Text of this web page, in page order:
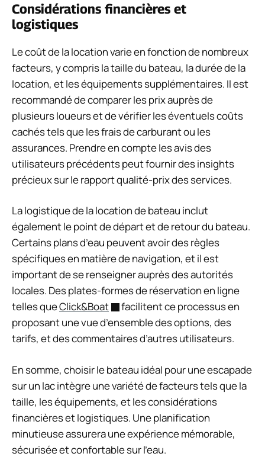
Considérations financières et
logistiques
Le coût de la location varie en fonction de nombreux
facteurs, y compris la taille du bateau, la durée de la
location, et les équipements supplémentaires. Il est
recommandé de comparer les prix auprès de
plusieurs loueurs et de vérifier les éventuels coûts
cachés tels que les frais de carburant ou les
assurances. Prendre en compte les avis des
utilisateurs précédents peut fournir des insights
précieux sur le rapport qualité-prix des services.
La logistique de la location de bateau inclut
également le point de départ et de retour du bateau.
Certains plans d’eau peuvent avoir des règles
spécifiques en matière de navigation, et il est
important de se renseigner auprès des autorités
locales. Des plates-formes de réservation en ligne
telles queClick&Boat
facilitent ce processus en
proposant une vue d’ensemble des options, des
tarifs, et des commentaires d’autres utilisateurs.
En somme, choisir le bateau idéal pour une escapade
sur un lac intègre une variété de facteurs tels que la
taille, les équipements, et les considérations
financières et logistiques. Une planification
minutieuse assurera une expérience mémorable,
sécurisée et confortable sur l’eau.